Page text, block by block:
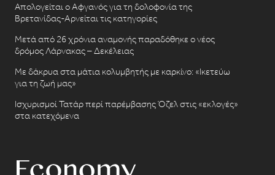
Απολογείται ο Αφγανός για τη δολοφονία της
Βρετανίδας-Αρνείται τις κατηγορίες
Μετά από 26 χρόνια αναμονής παραδόθηκε ο νέος
δρόμος Λάρνακας – Δεκέλειας
Με δάκρυα στα μάτια κολυμβητής με καρκίνο: «Ικετεύω
για τη ζωή μας»
Ισχυρισμοί Τατάρ περί παρέμβασης Όζελ στις «εκλογές»
στα κατεχόμενα